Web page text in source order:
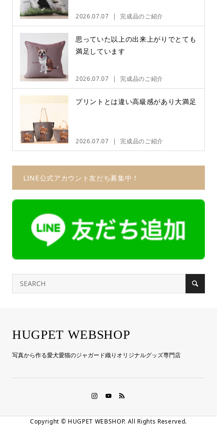
2026.07.07 完成品のご紹介
思っていた以上の出来上がりでとても
満足しています
2026.07.07 完成品のご紹介
プリントとは違い高級感があり大満足
2026.07.07 完成品のご紹介
LINE公式アカウント友だち募集中！
HUGPET WEBSHOP
写真から作る愛犬愛猫のジャガード織りオリジナルグッズ専門店
Copyright © HUGPET WEBSHOP. All Rights Reserved.